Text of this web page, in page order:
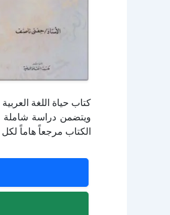
كتاب حياة اللغة
ويتضمن دراسة شاملة
الكتاب مرجعاً هاماً لكل